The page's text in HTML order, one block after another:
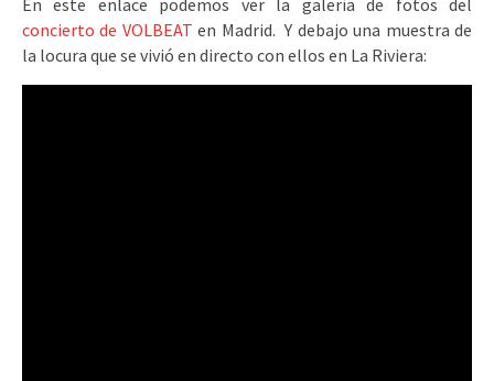
En este enlace podemos ver la galería de fotos del
concierto de VOLBEAT en Madrid. Y debajo una muestra de
la locura que se vivió en directo con ellos en La Riviera: